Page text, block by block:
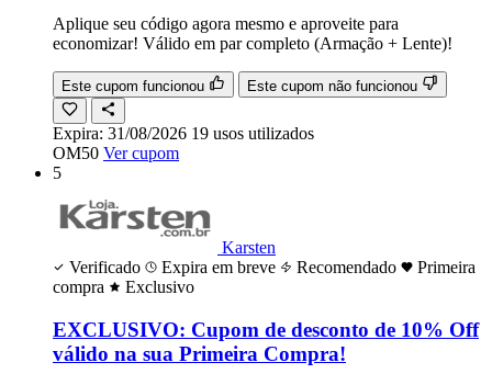
Aplique seu código agora mesmo e aproveite para
economizar! Válido em par completo (Armação + Lente)!
Este cupom funcionou Este cupom não funcionou
Expira: 31/08/2026 19 usos utilizados
OM50 Ver cupom
5
Karsten
Verificado
Expira em breve Recomendado
Primeira
compra
Exclusivo
EXCLUSIVO: Cupom de desconto de 10% Off
válido na sua Primeira Compra!